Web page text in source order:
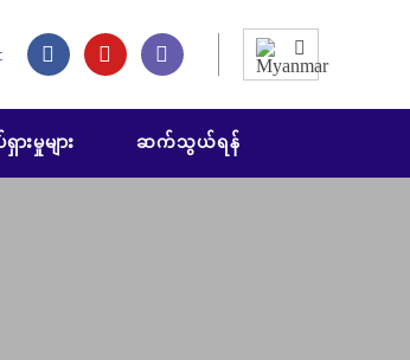
းမှုများ ဆက်သွယ်ရန်